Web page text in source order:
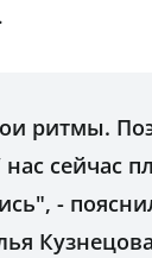
ритмы.
сейчас
-